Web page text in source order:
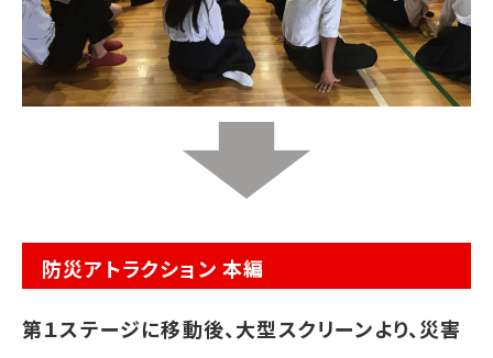
防災アトラクション 本編
第１ステージに移動後、大型スクリーンより、災害